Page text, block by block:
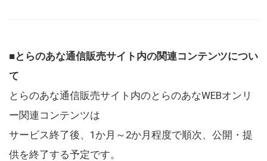
■とらのあな通信販売サイト内の関連コンテンツについ
て
とらのあな通信販売サイト内のとらのあなWEBオンリ
ー関連コンテンツは
サービス終了後、1か月～2か月程度で順次、公開・提
供を終了する予定です。